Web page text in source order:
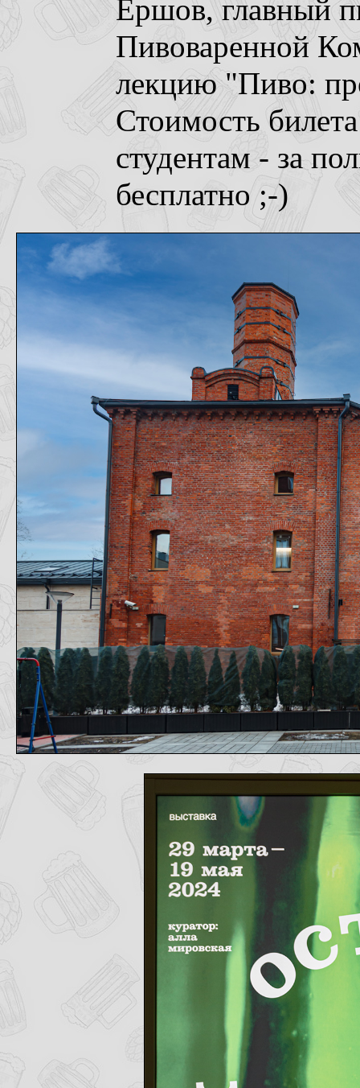
Ершов, главный
Пивоваренной
лекцию "Пиво:
Стоимость
студентам - за
бесплатно ;-)